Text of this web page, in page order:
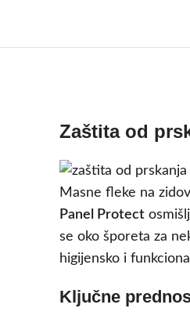
Zaštita od
Masne fleke na
Panel Protect
se oko šporeta za
higijensko i
Ključne